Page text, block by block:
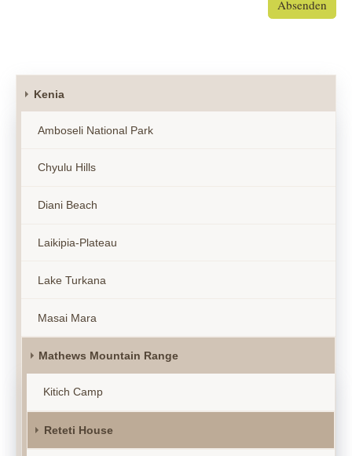
Absenden
Kenia
Amboseli National Park
Chyulu Hills
Diani Beach
Laikipia-Plateau
Lake Turkana
Masai Mara
Mathews Mountain Range
Kitich Camp
Reteti House